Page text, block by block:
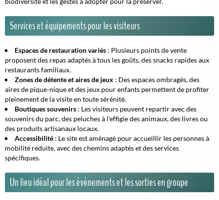
Services et équipements pour les visiteurs
Espaces de restauration variés : Plusieurs points de vente
proposent des repas adaptés à tous les goûts, des snacks rapides aux
restaurants familiaux.
Zones de détente et aires de jeux : Des espaces ombragés, des
aires de pique-nique et des jeux pour enfants permettent de profiter
pleinement de la visite en toute sérénité.
Boutiques souvenirs : Les visiteurs peuvent repartir avec des
souvenirs du parc, des peluches à l'effigie des animaux, des livres ou
des produits artisanaux locaux.
Accessibilité : Le site est aménagé pour accueillir les personnes à
mobilité réduite, avec des chemins adaptés et des services
spécifiques.
Un lieu idéal pour les événements et les sorties en groupe